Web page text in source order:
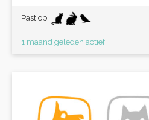
Past op:
1 maand geleden actief